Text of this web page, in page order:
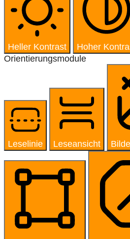
Heller Kontrast Hoher
Orientierungsmodule
Leselinie Leseansicht